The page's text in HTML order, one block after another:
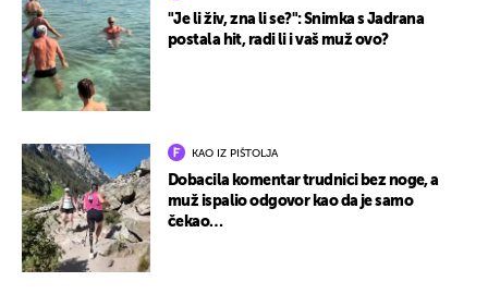
"Je li živ, zna li se?": Snimka s Jadrana
postala hit, radi li i vaš muž ovo?
KAO IZ PIŠTOLJA
Dobacila komentar trudnici bez noge, a
muž ispalio odgovor kao da je samo
čekao…